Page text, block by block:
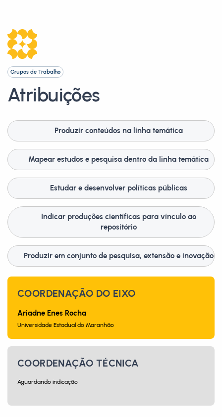
Grupos de Trabalho
Atribuições
Produzir conteúdos na linha temática
Mapear estudos e pesquisa dentro da linha temática
Estudar e desenvolver políticas públicas
Indicar produções científicas para vínculo ao
repositório
Produzir em conjunto de pesquisa, extensão e inovação
COORDENAÇÃO DO EIXO
Ariadne Enes Rocha
Universidade Estadual do Maranhão
COORDENAÇÃO TÉCNICA
Aguardando indicação